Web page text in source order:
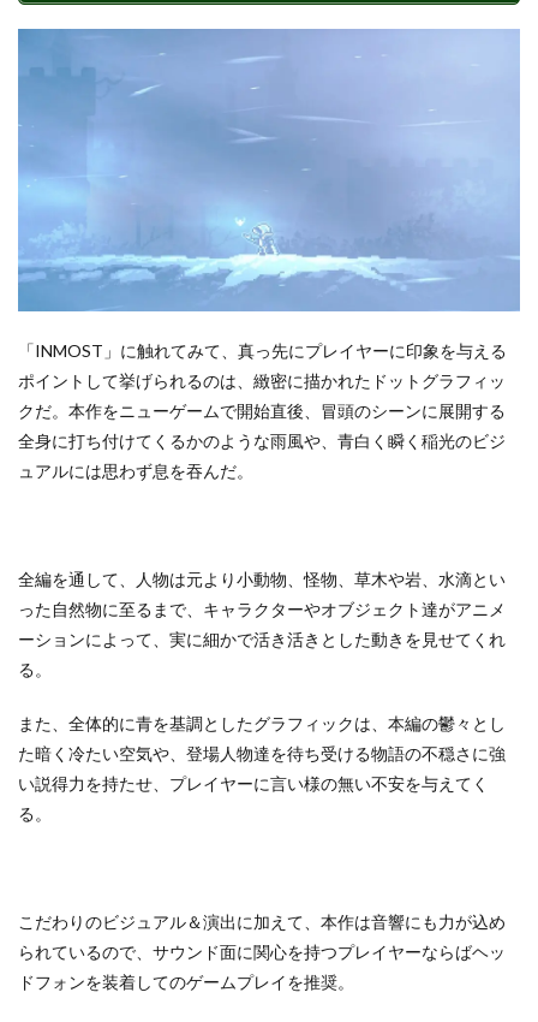
「INMOST」に触れてみて、真っ先にプレイヤーに印象を与える
ポイントして挙げられるのは、緻密に描かれたドットグラフィッ
クだ。本作をニューゲームで開始直後、冒頭のシーンに展開する
全身に打ち付けてくるかのような雨風や、青白く瞬く稲光のビジ
ュアルには思わず息を吞んだ。
全編を通して、人物は元より小動物、怪物、草木や岩、水滴とい
った自然物に至るまで、キャラクターやオブジェクト達がアニメ
ーションによって、実に細かで活き活きとした動きを見せてくれ
る。
また、全体的に青を基調としたグラフィックは、本編の鬱々とし
た暗く冷たい空気や、登場人物達を待ち受ける物語の不穏さに強
い説得力を持たせ、プレイヤーに言い様の無い不安を与えてく
る。
こだわりのビジュアル＆演出に加えて、本作は音響にも力が込め
られているので、サウンド面に関心を持つプレイヤーならばヘッ
ドフォンを装着してのゲームプレイを推奨。